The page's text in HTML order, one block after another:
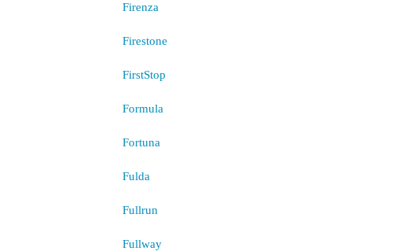
Firenza
Firestone
FirstStop
Formula
Fortuna
Fulda
Fullrun
Fullway